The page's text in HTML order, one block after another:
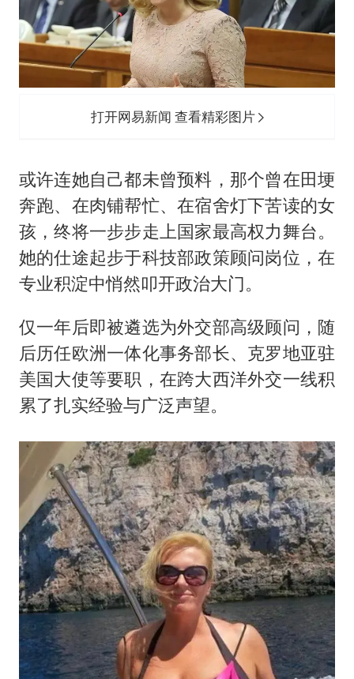
打开网易新闻 查看精彩图片
或许连她自己都未曾预料，那个曾在田埂
奔跑、在肉铺帮忙、在宿舍灯下苦读的女
孩，终将一步步走上国家最高权力舞台。
她的仕途起步于科技部政策顾问岗位，在
专业积淀中悄然叩开政治大门。
仅一年后即被遴选为外交部高级顾问，随
后历任欧洲一体化事务部长、克罗地亚驻
美国大使等要职，在跨大西洋外交一线积
累了扎实经验与广泛声望。